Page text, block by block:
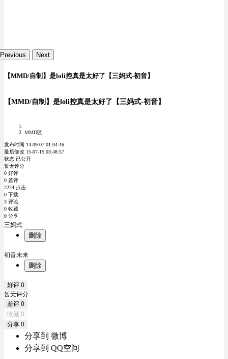
Previous Next
【MMD/自制】是loli控真是太好了【三妈式-初音】
【MMD/自制】是loli控真是太好了【三妈式-初音】
MMD区
发布时间 14-09-07 01:04:46
最后修改 15-07-15 03:48:57
状态 已公开
暂无评分
0 好评
0 差评
2224 点击
0 下载
3 评论
0 收藏
0 分享
三妈式
删除
初音未来
删除
好评 0
暂无评分
差评 0
收藏 0
分享 0
分享到 微博
分享到 QQ空间